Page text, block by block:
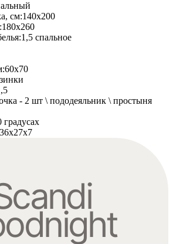
см:140х200
:180х260
:1,5 спальное
:60х70
- 2 шт \ пододеяльник \ простыня
градусах
36х27х7